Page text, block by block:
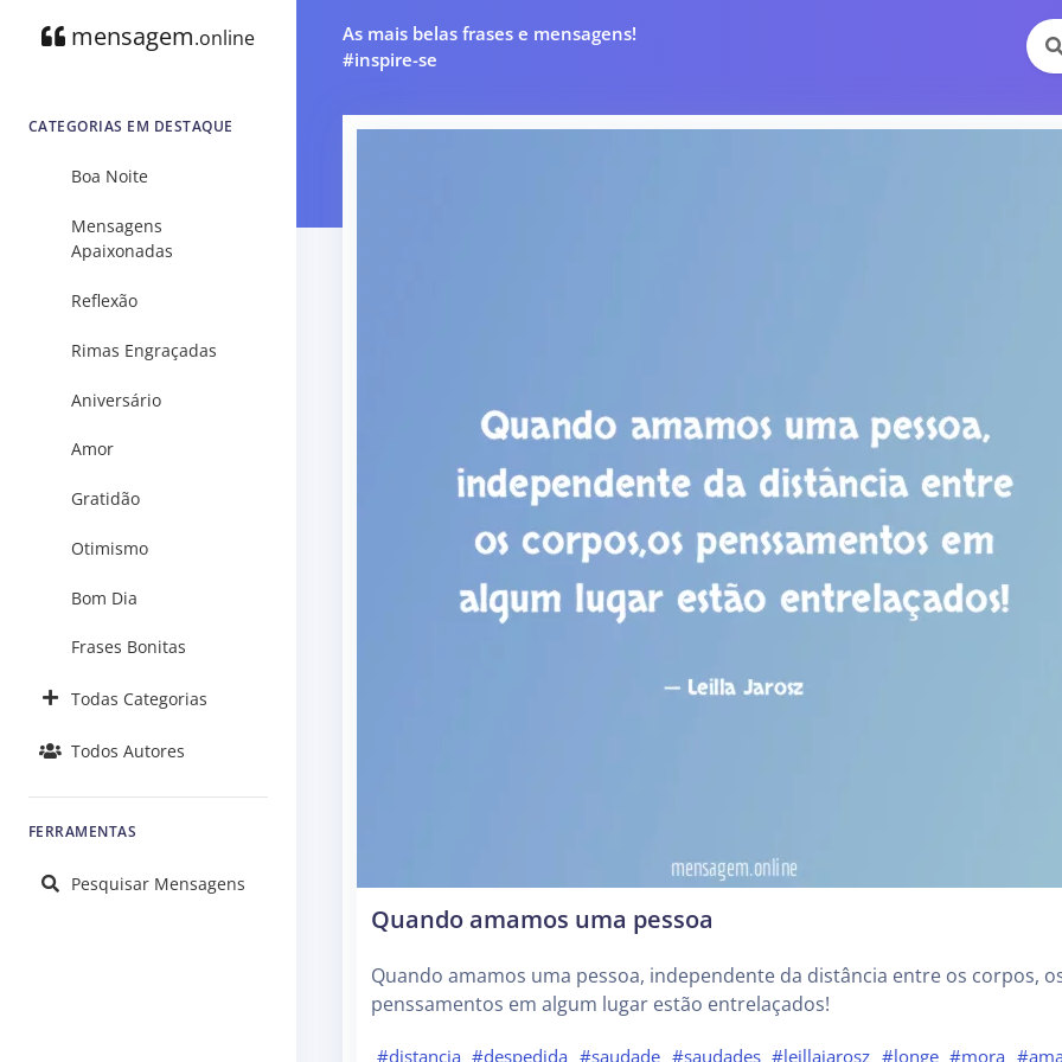
mensagem.online
CATEGORIAS EM DESTAQUE
Boa Noite
Mensagens
Apaixonadas
Reflexão
Rimas Engraçadas
Aniversário
Amor
Gratidão
Otimismo
Bom Dia
Frases Bonitas
Todas Categorias
Todos Autores
FERRAMENTAS
Pesquisar Mensagens
As mais belas frases e mensagens!
#inspire-se
Quando amamos uma pessoa
Quando amamos uma pessoa, independente da distância entre os corpos,
penssamentos em algum lugar estão entrelaçados!
#distancia #despedida #saudade #saudades #leillajarosz #longe #mora